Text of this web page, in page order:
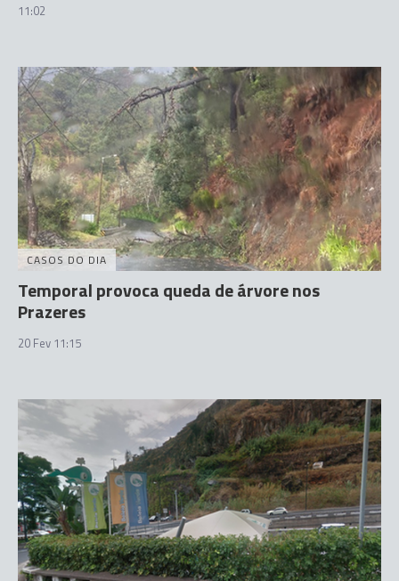
11:02
CASOS DO DIA
Temporal provoca queda de árvore nos
Prazeres
20 Fev 11:15